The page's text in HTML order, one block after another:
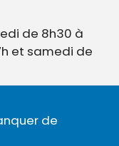
de 8h30 à
et samedi de
de